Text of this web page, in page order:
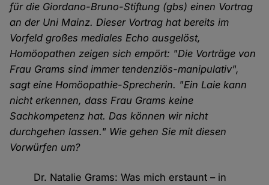
für die Giordano-Bruno-Stiftung (gbs) einen Vortrag
an der Uni Mainz. Dieser Vortrag hat bereits im
Vorfeld großes mediales Echo ausgelöst,
Homöopathen zeigen sich empört: "Die Vorträge von
Frau Grams sind immer tendenziös-manipulativ",
sagt eine Homöopathie-Sprecherin. "Ein Laie kann
nicht erkennen, dass Frau Grams keine
Sachkompetenz hat. Das können wir nicht
durchgehen lassen." Wie gehen Sie mit diesen
Vorwürfen um?
Dr. Natalie Grams: Was mich erstaunt – in